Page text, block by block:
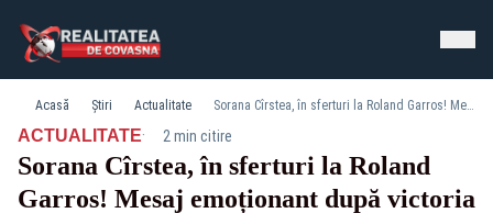
Acasă Știri Actualitate Sorana Cîrstea, în sferturi la Roland Garros! Mesaj emoționant după victoria de la Paris: „Iată-mă aici la 36 de ani!”
ACTUALITATE· 2 min citire
Sorana Cîrstea, în sferturi la Roland
Garros! Mesaj emoționant după victoria